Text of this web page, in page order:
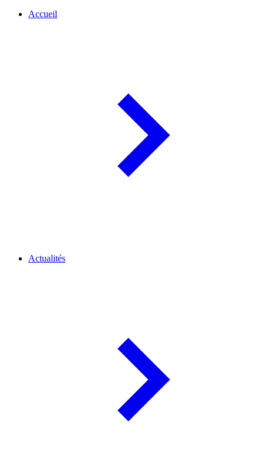
Accueil
Actualités